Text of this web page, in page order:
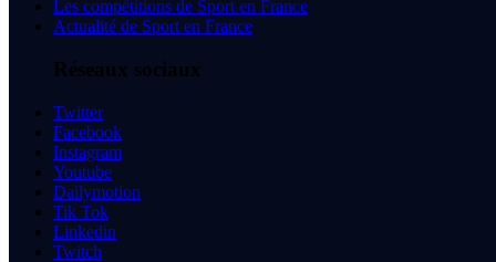
Les compétitions de Sport en France
Actualité de Sport en France
Réseaux sociaux
Twitter
Facebook
Instagram
Youtube
Dailymotion
Tik Tok
Linkedin
Twitch